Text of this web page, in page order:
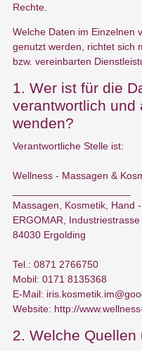
Rechte.
Welche Daten im Einzelnen
genutzt werden, richtet sich
bzw. vereinbarten
1. Wer ist für die
verantwortlich und
wenden?
Verantwortliche Stelle ist:
Wellness - Massagen &
Massagen, Kosmetik, Hand
ERGOMAR, Industriestrasse
84030 Ergolding
Tel.: 0871 2766750
Mobil: 0171 8135368
E-Mail:
Website: http://
2. Welche Quellen